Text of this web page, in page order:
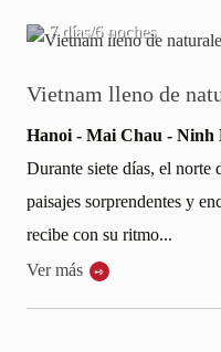
y solidaridad
- Halong
Vietnam se despliega ante ti
que dejan marca.